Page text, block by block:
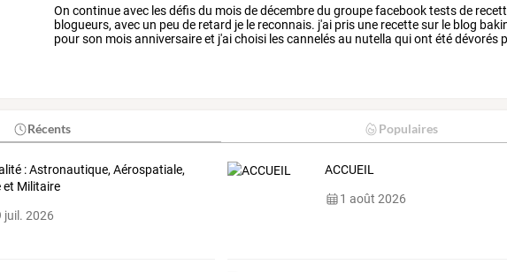
On continueavec lesdéfisdu moisdedécembredu groupefacebooktestsde
blogueurs, avec un peu de retard je le reconnais. j'ai pris une recettesur le blog
pourson moisanniversaireet j'aichoisi lescannelésau nutella quiont étédévorés
Récents Populaires
: Astronautique, Aérospatiale,
et Militaire
juil. 2026
ACCUEIL
1 août 2026